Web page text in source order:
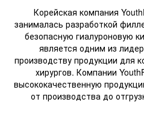
Корейская компания
занималась разработкой
безопасную гиалуроновую
является одним из
производству продукции для
хирургов. Компании
высококачественную
от производства до